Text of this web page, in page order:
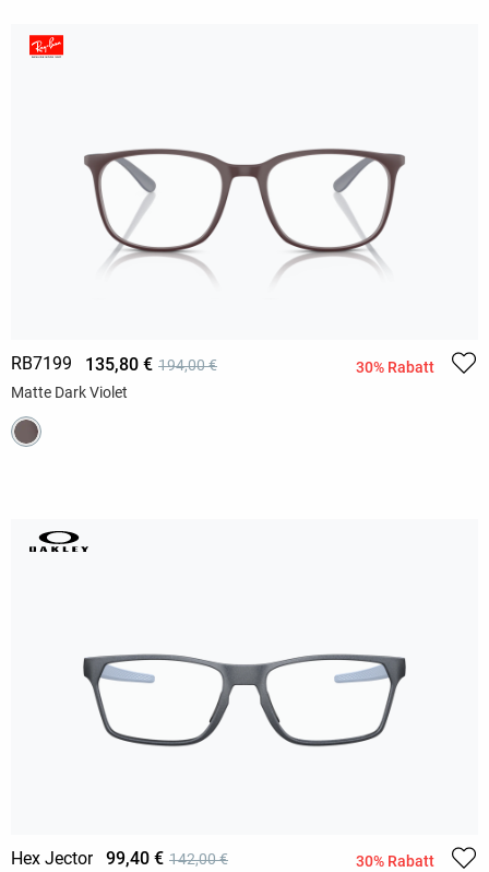
RB7199 135,80 € 194,00 €
30% Rabatt
Matte Dark Violet
Hex Jector 99,40 € 142,00 €
30% Rabatt